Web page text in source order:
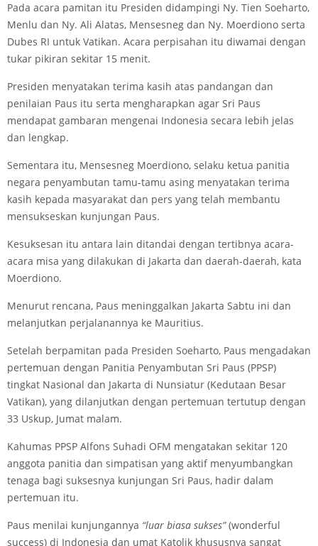
Pada acara pamitan itu Presiden didampingi Ny. Tien Soeharto,
Menlu dan Ny. Ali Alatas, Mensesneg dan Ny. Moerdiono serta
Dubes RI untuk Vatikan. Acara perpisahan itu diwamai dengan
tukar pikiran sekitar 15 menit.
Presiden menyatakan terima kasih atas pandangan dan
penilaian Paus itu serta mengharapkan agar Sri Paus
mendapat gambaran mengenai Indonesia secara lebih jelas
dan lengkap.
Sementara itu, Mensesneg Moerdiono, selaku ketua panitia
negara penyambutan tamu-tamu asing menyatakan terima
kasih kepada masyarakat dan pers yang telah membantu
mensukseskan kunjungan Paus.
Kesuksesan itu antara lain ditandai dengan tertibnya acara-
acara misa yang dilakukan di Jakarta dan daerah-daerah, kata
Moerdiono.
Menurut rencana, Paus meninggalkan Jakarta Sabtu ini dan
melanjutkan perjalanannya ke Mauritius.
Setelah berpamitan pada Presiden Soeharto, Paus mengadakan
pertemuan dengan Panitia Penyambutan Sri Paus (PPSP)
tingkat Nasional dan Jakarta di Nunsiatur (Kedutaan Besar
Vatikan), yang dilanjutkan dengan pertemuan tertutup dengan
33 Uskup, Jumat malam.
Kahumas PPSP Alfons Suhadi OFM mengatakan sekitar 120
anggota panitia dan simpatisan yang aktif menyumbangkan
tenaga bagi suksesnya kunjungan Sri Paus, hadir dalam
pertemuan itu.
Paus menilai kunjungannya “luar biasa sukses”(wonderful
success) di Indonesia dan umat Katolik khususnya sangat